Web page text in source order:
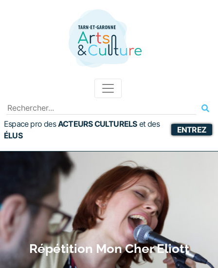
Espace pro desACTEURS CULTURELS etdes
ÉLUS
ENTREZ
Répétition Mon Cher Eliott